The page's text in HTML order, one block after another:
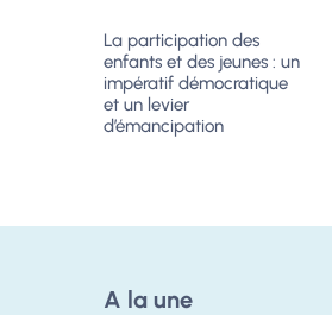
La participation des
enfants et des jeunes : un
impératif démocratique
et un levier
d’émancipation
A la une